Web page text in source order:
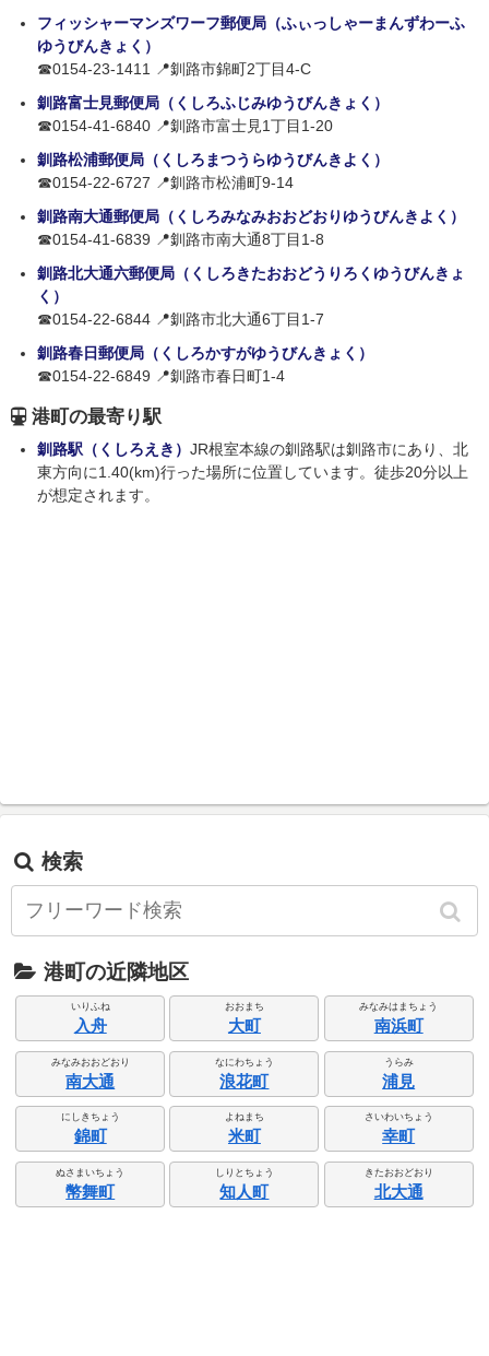
フィッシャーマンズワーフ郵便局（ふぃっしゃーまんずわーふ
ゆうびんきょく）
☎0154-23-1411 📍釧路市錦町2丁目4-C
釧路富士見郵便局（くしろふじみゆうびんきょく）
☎0154-41-6840 📍釧路市富士見1丁目1-20
釧路松浦郵便局（くしろまつうらゆうびんきよく）
☎0154-22-6727 📍釧路市松浦町9-14
釧路南大通郵便局（くしろみなみおおどおりゆうびんきよく）
☎0154-41-6839 📍釧路市南大通8丁目1-8
釧路北大通六郵便局（くしろきたおおどうりろくゆうびんきょ
く）
☎0154-22-6844 📍釧路市北大通6丁目1-7
釧路春日郵便局（くしろかすがゆうびんきょく）
☎0154-22-6849 📍釧路市春日町1-4
港町の最寄り駅
釧路駅（くしろえき） JR根室本線の釧路駅は釧路市にあり、北
東方向に1.40(km)行った場所に位置しています。徒歩20分以上
が想定されます。
検索
港町の近隣地区
いりふね
入舟
おおまち
大町
みなみはまちょう
南浜町
みなみおおどおり
南大通
なにわちょう
浪花町
うらみ
浦見
にしきちょう
錦町
よねまち
米町
さいわいちょう
幸町
ぬさまいちょう
幣舞町
しりとちょう
知人町
きたおおどおり
北大通